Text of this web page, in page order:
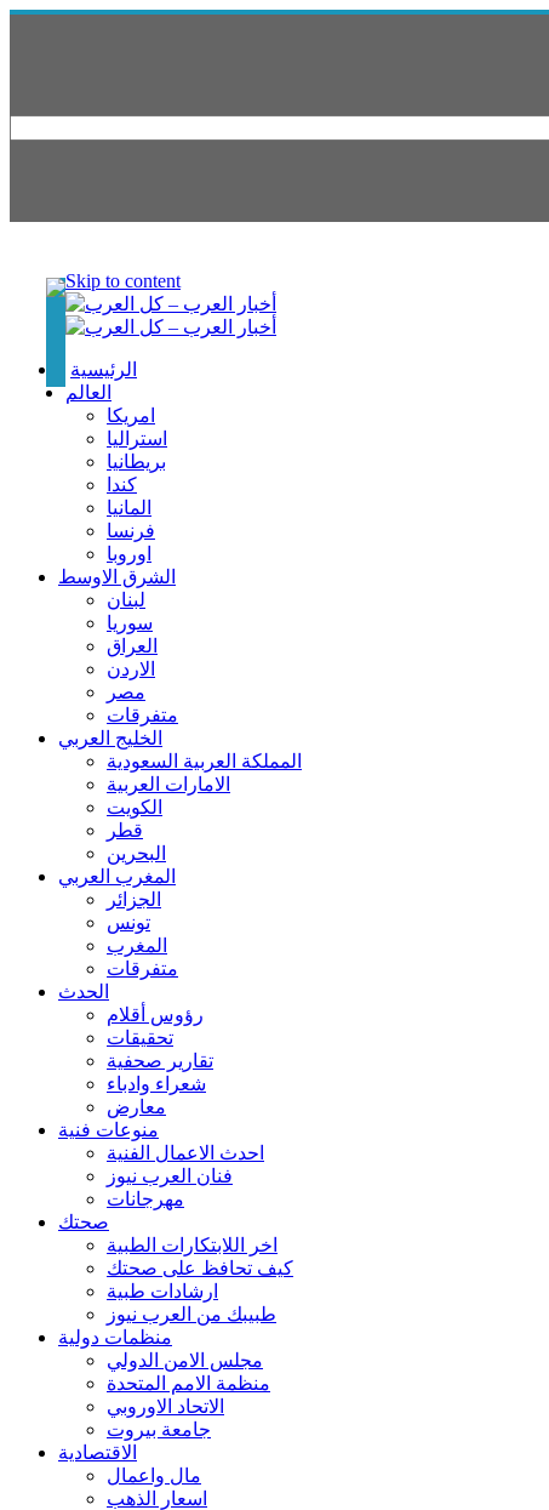
Skip to content
الرئيسية
العالم
امريكا
استراليا
بريطانيا
كندا
المانيا
فرنسا
اوروبا
الشرق الاوسط
لبنان
سوريا
العراق
الاردن
مصر
متفرقات
الخليج العربي
المملكة العربية السعودية
الامارات العربية
الكويت
قطر
البحرين
المغرب العربي
الجزائر
تونس
المغرب
متفرقات
الحدث
رؤوس أقلام
تحقيقات
تقارير صحفية
شعراء وادباء
معارض
منوعات فنية
احدث الاعمال الفنية
فنان العرب نيوز
مهرجانات
صحتك
اخر اللابتكارات الطبية
كيف تحافظ على صحتك
ارشادات طبية
طبيبك من العرب نيوز
منظمات دولية
مجلس الامن الدولي
منظمة الامم المتحدة
الاتحاد الاوروبي
جامعة بيروت
الاقتصادية
مال واعمال
اسعار الذهب